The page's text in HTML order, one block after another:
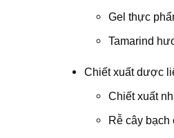
Gel thực
Tamarind
Chiết xuất dược
Chiết xuất
Rễ cây bạch